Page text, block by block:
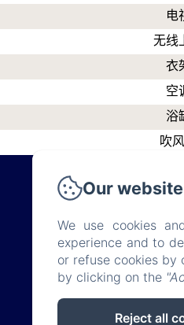
电
无线
衣
空
浴
吹
Our
We use cookies
experience and to
or refuse cookies by
by clicking on the
Reject all